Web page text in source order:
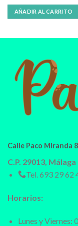
AÑADIR AL CARRITO
Calle Paco Miranda
C.P. 29013, Málaga
Tel.693 29 62
Horarios:
Lunes y Viernes: